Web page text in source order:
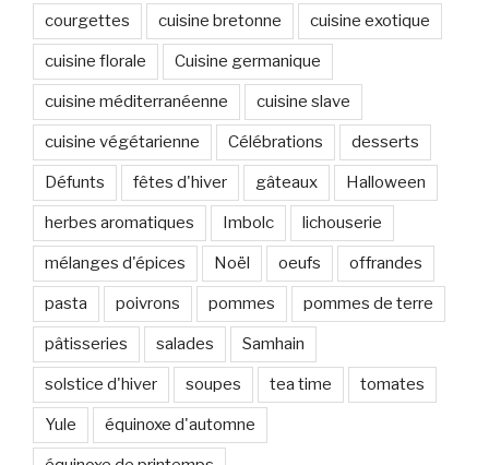
courgettes cuisine bretonne cuisine exotique
cuisine florale Cuisine germanique
cuisine méditerranéenne cuisine slave
cuisine végétarienne Célébrations desserts
Défunts fêtes d'hiver gâteaux Halloween
herbes aromatiques Imbolc lichouserie
mélanges d'épices Noël oeufs offrandes
pasta poivrons pommes pommes de terre
pâtisseries salades Samhain
solstice d'hiver soupes tea time tomates
Yule équinoxe d'automne